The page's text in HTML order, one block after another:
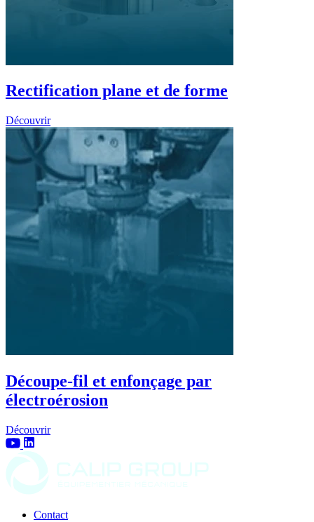
Rectification plane et de forme
Découvrir
Découpe-fil et enfonçage par
électroérosion
Découvrir
Contact